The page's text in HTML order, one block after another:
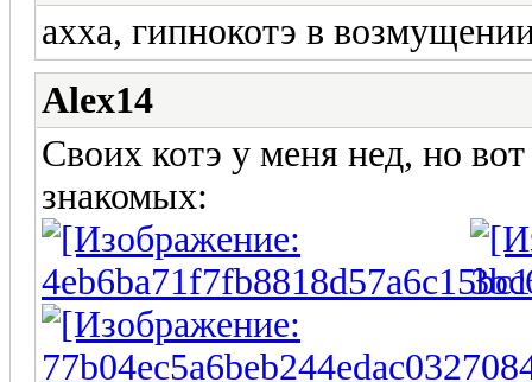
ахха, гипнокотэ в
Alex14
Своих котэ у меня нед, но
знакомых: